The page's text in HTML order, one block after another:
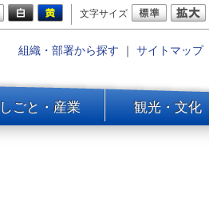
文字サイズ
組織・部署から探す ｜ サイトマップ
しごと・産業 観光・文化